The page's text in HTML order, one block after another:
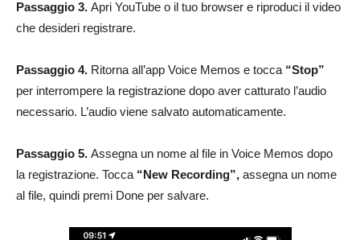
Passaggio 3. Apri YouTube o il tuo browser e riproduci il video
che desideri registrare.
Passaggio 4. Ritorna all’app Voice Memos e tocca “Stop”
per interrompere la registrazione dopo aver catturato l’audio
necessario. L’audio viene salvato automaticamente.
Passaggio 5. Assegna un nome al file in Voice Memos dopo
la registrazione. Tocca “New Recording”, assegna un nome
al file, quindi premi Done per salvare.